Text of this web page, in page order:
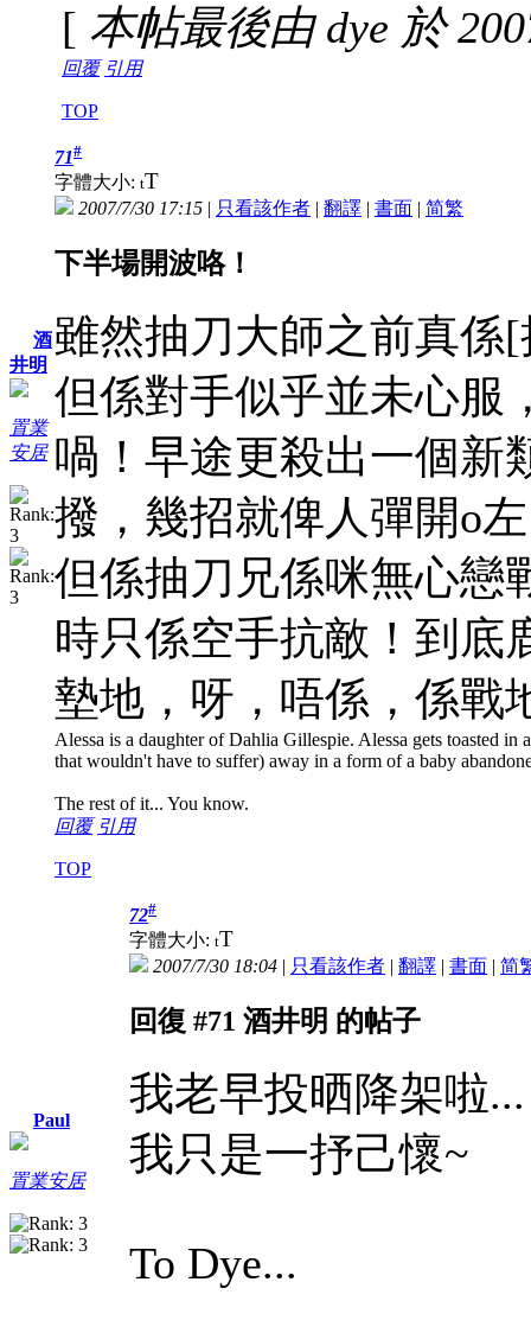
[ 本帖最後由 dye 於
回覆 引用
TOP
酒
井明
置業
安居
71#
字體大小: tT
2007/7/30 17:15 | 只看該作者 | 翻譯 | 書面 | 简繁
下半場開波咯！
雖然抽刀大師之前真係
但係對手似乎並未心服
喎！早途更殺出一個新
撥，幾招就俾人彈開o
但係抽刀兄係咪無心戀
時只係空手抗敵！到底
墊地，呀，唔係，係戰
Alessa is a daughter of Dahlia Gillespie. Alessa gets toasted in
that wouldn't have to suffer) away in a form of a baby
The rest of it... You know.
回覆 引用
TOP
Paul
置業安居
72#
字體大小: tT
2007/7/30 18:04 | 只看該作者 | 翻譯 | 書面 | 简
回復 #71 酒井明 的帖子
我老早投晒降架啦
我只是一抒己懷~
To Dye...